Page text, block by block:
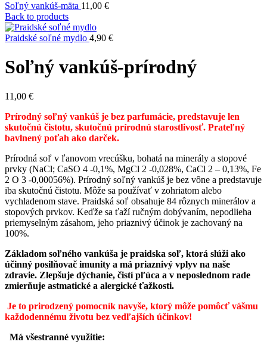
Soľný vankúš-mäta 11,00 €
Back to products
Praidské soľné mydlo 4,90 €
Soľný vankúš-prírodný
11,00 €
Prírodný soľný vankúš je bez parfumácie, predstavuje len
skutočnú čistotu, skutočnú prírodnú starostlivosť. Prateľný
bavlnený poťah ako darček.
Prírodná soľ v ľanovom vrecúšku, bohatá na minerály a stopové
prvky (NaCl; CaSO 4 -0,1%, MgCl 2 -0,028%, CaCl 2 – 0,13%, Fe
2 O 3 -0,00056%). Prírodný soľný vankúš je bez vône a predstavuje
iba skutočnú čistotu. Môže sa používať v zohriatom alebo
vychladenom stave. Praidská soľ obsahuje 84 rôznych minerálov a
stopových prvkov. Keďže sa ťaží ručným dobývaním, nepodlieha
priemyselným zásahom, jeho priaznivý účinok je zachovaný na
100%.
Základom soľného vankúša je praidska soľ, ktorá slúži ako
účinný posilňovač imunity a má priaznivý vplyv na naše
zdravie. Zlepšuje dýchanie, čistí pľúca a v neposlednom rade
zmierňuje astmatické a alergické ťažkosti.
Je to prirodzený pomocník navyše, ktorý môže pomôcť vášmu
každodennému životu bez vedľajších účinkov!
Má všestranné využitie: